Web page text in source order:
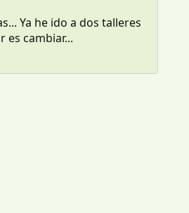
Ya he ido a dos talleres
es cambiar...